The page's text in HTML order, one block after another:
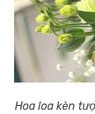
Hoa loa kèn